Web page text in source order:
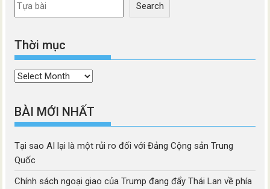
Search
Thời mục
Thời
BÀI MỚI NHẤT
Tại sao AI lại là một rủi ro đối với Đảng Cộng sản Trung
Quốc
Chính sách ngoại giao của Trump đang đẩy Thái Lan về phía